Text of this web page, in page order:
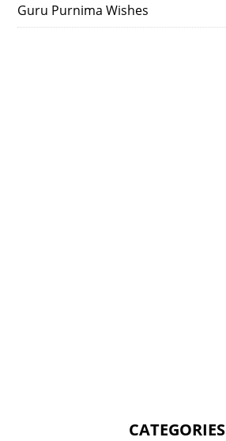
Guru Purnima Wishes
CATEGORIES